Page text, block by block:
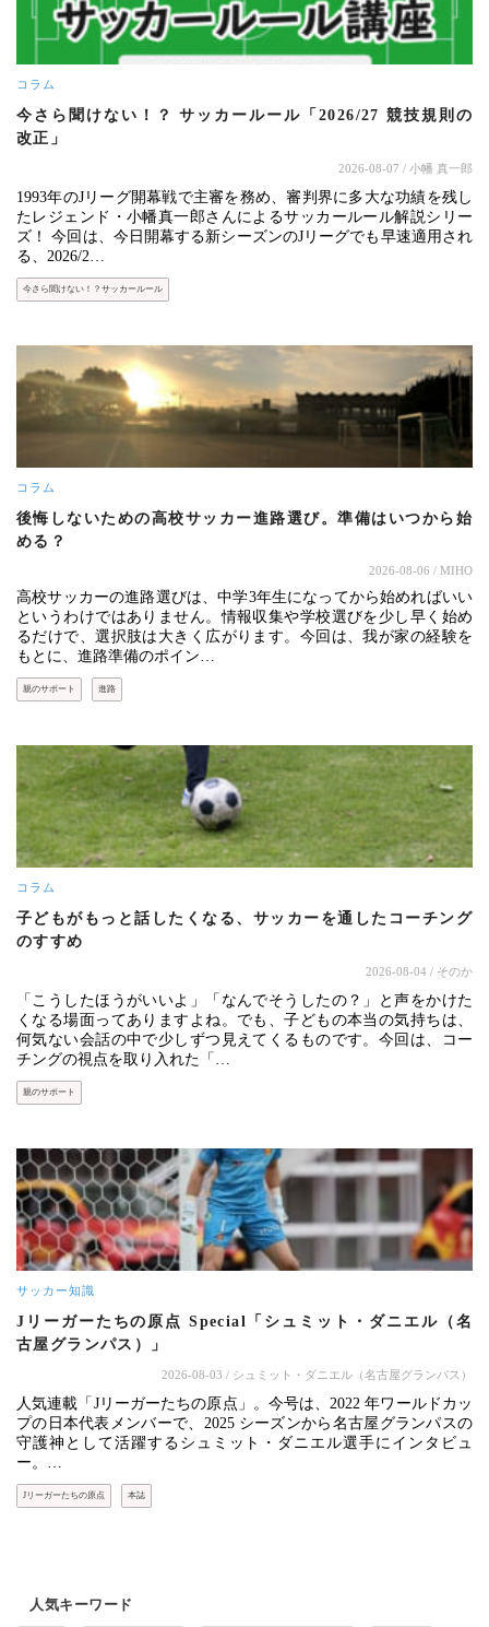
コラム
今さら聞けない！？ サッカールール「2026/27 競技規則の
改正」
2026-08-07 / 小幡 真一郎
1993年のJリーグ開幕戦で主審を務め、審判界に多大な功績を残し
たレジェンド・小幡真一郎さんによるサッカールール解説シリー
ズ！ 今回は、今日開幕する新シーズンのJリーグでも早速適用され
る、2026/2…
今さら聞けない！？サッカールール
コラム
後悔しないための高校サッカー進路選び。準備はいつから始
める？
2026-08-06 / MIHO
高校サッカーの進路選びは、中学3年生になってから始めればいい
というわけではありません。情報収集や学校選びを少し早く始め
るだけで、選択肢は大きく広がります。今回は、我が家の経験を
もとに、進路準備のポイン…
親のサポート 進路
コラム
子どもがもっと話したくなる、サッカーを通したコーチング
のすすめ
2026-08-04 / そのか
「こうしたほうがいいよ」「なんでそうしたの？」と声をかけた
くなる場面ってありますよね。でも、子どもの本当の気持ちは、
何気ない会話の中で少しずつ見えてくるものです。今回は、コー
チングの視点を取り入れた「…
親のサポート
サッカー知識
Jリーガーたちの原点 Special「シュミット・ダニエル（名
古屋グランパス）」
2026-08-03 / シュミット・ダニエル（名古屋グランパス）
人気連載「Jリーガーたちの原点」。今号は、2022 年ワールドカッ
プの日本代表メンバーで、2025 シーズンから名古屋グランパスの
守護神として活躍するシュミット・ダニエル選手にインタビュ
ー。…
Jリーガーたちの原点 本誌
人気キーワード